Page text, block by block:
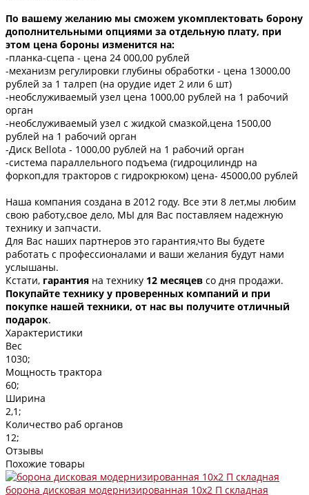
По вашему желанию мы сможем укомплектовать борону
дополнительными опциями за отдельную плату, при
этом цена бороны изменится на:
-планка-сцепа - цена 24 000,00 рублей
-механизм регулировки глубины обработки - цена 13000,00
рублей за 1 талреп (на орудие идет 2 или 6 шт)
-необслуживаемый узел цена 1000,00 рублей на 1 рабочий
орган
-необслуживаемый узел с жидкой смазкой,цена 1500,00
рублей на 1 рабочий орган
-Диск Bellota - 1000,00 рублей на 1 рабочий орган
-система параллельного подъема (гидроцилиндр на
форкоп,для тракторов с гидрокрюком) цена- 45000,00 рублей
Наша компания создана в 2012 году. Все эти 8 лет,мы любим
свою работу,свое дело, МЫ для Вас поставляем надежную
технику и запчасти.
Для Вас наших партнеров это гарантия,что Вы будете
работать с профессионалами и ваши желания будут нами
услышаны.
Кстати, гарантия на технику 12 месяцев со дня продажи.
Покупайте технику у проверенных компаний и при
покупке нашей техники, от нас вы получите отличный
подарок.
Характеристики
Вес
1030;
Мощность трактора
60;
Ширина
2,1;
Количество раб органов
12;
Отзывы
Похожие товары
борона дисковая модернизированная 10х2 П складная